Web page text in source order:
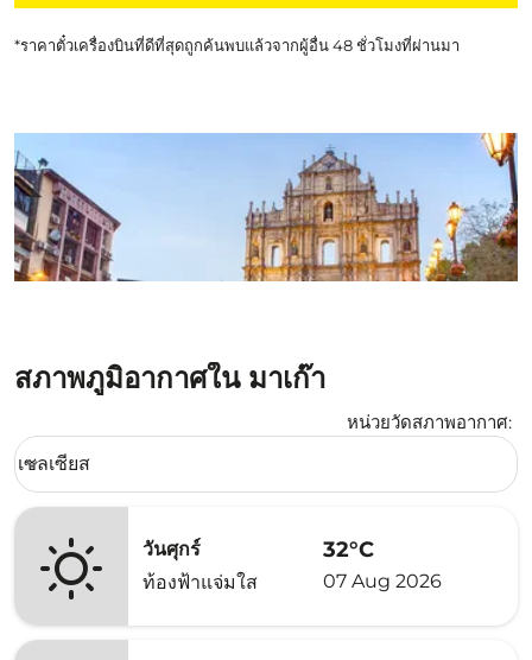
*ราคาตั๋วเครื่องบินที่ดีที่สุดถูกค้นพบแล้วจากผู้อื่น 48 ชั่วโมงที่ผ่านมา
สภาพภูมิอากาศใน มาเก๊า
หน่วยวัดสภาพอากาศ:
Weather unit option เซลเซียส Selected
เซลเซียส
keyboard_arrow_down
วันศุกร์
ท้องฟ้าแจ่มใส
32°C
07 Aug 2026